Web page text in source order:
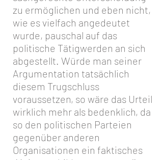
zu ermöglichen und eben nicht,
wie es vielfach angedeutet
wurde, pauschal auf das
politische Tätigwerden an sich
abgestellt. Würde man seiner
Argumentation tatsächlich
diesem Trugschluss
voraussetzen, so wäre das Urteil
wirklich mehr als bedenklich, da
so den politischen Parteien
gegenüber anderen
Organisationen ein faktisches